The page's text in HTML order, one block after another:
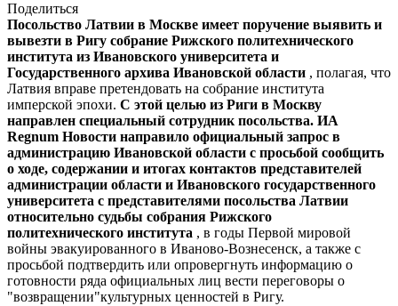
Поделиться
Посольство Латвии в Москве имеет поручение выявить и
вывезти в Ригу собрание Рижского политехнического
института из Ивановского университета и
Государственного архива Ивановской области , полагая, что
Латвия вправе претендовать на собрание института
имперской эпохи. С этой целью из Риги в Москву
направлен специальный сотрудник посольства. ИА
Regnum Новости направило официальный запрос в
администрацию Ивановской области с просьбой сообщить
о ходе, содержании и итогах контактов представителей
администрации области и Ивановского государственного
университета с представителями посольства Латвии
относительно судьбы собрания Рижского
политехнического института , в годы Первой мировой
войны эвакуированного в Иваново-Вознесенск, а также с
просьбой подтвердить или опровергнуть информацию о
готовности ряда официальных лиц вести переговоры о
"возвращении"культурных ценностей в Ригу.